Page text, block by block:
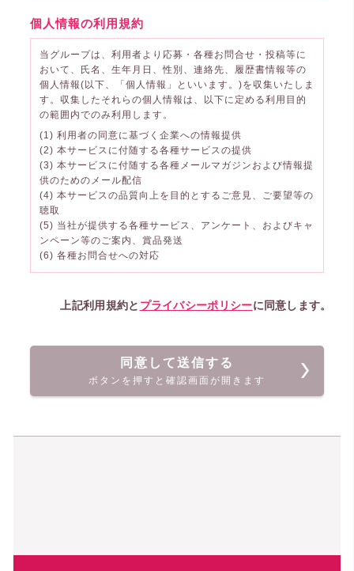
個人情報の利用規約
当グループは、利用者より応募・各種お問合せ・投稿等に
おいて、氏名、生年月日、性別、連絡先、履歴書情報等の
個人情報(以下、「個人情報」といいます。)を収集いたしま
す。収集したそれらの個人情報は、以下に定める利用目的
の範囲内でのみ利用します。
(1) 利用者の同意に基づく企業への情報提供
(2) 本サービスに付随する各種サービスの提供
(3) 本サービスに付随する各種メールマガジンおよび情報提
供のためのメール配信
(4) 本サービスの品質向上を目的とするご意見、ご要望等の
聴取
(5) 当社が提供する各種サービス、アンケート、およびキャ
ンペーン等のご案内、賞品発送
(6) 各種お問合せへの対応
上記利用規約と プライバシーポリシーに同意します。
同意して送信する
ボタンを押すと確認画面が開きます